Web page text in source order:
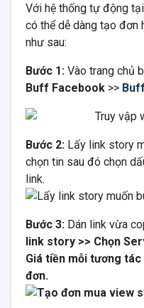
Với hệ thống tự động
có thể dễ dàng tạo
như sau:
Bước 1: Vào trang chủ
Buff Facebook >>
Bước 2: Lấy link story
chọn tin sau đó chọn
link.
Bước 3: Dán link vừa
link story >> Chọn
Giá tiền mỗi tương tác
đơn.